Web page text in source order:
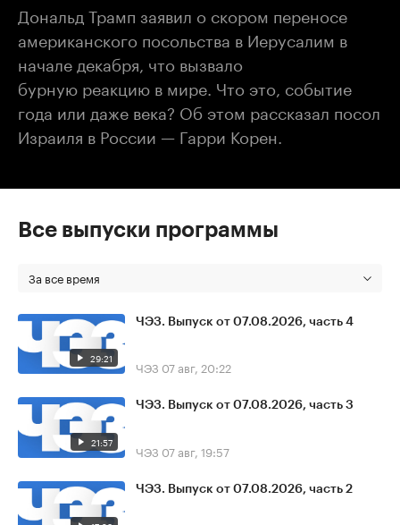
Дональд Трамп заявил о скором переносе
американского посольства в Иерусалим в
начале декабря, что вызвало
бурную реакцию в мире. Что это, событие
года или даже века? Об этом рассказал посол
Израиля в России — Гарри Корен.
Все выпуски программы
За все время
29:21
ЧЭЗ. Выпуск от 07.08.2026, часть 4
ЧЭЗ 07 авг, 20:22
21:57
ЧЭЗ. Выпуск от 07.08.2026, часть 3
ЧЭЗ 07 авг, 19:57
ЧЭЗ. Выпуск от 07.08.2026, часть 2